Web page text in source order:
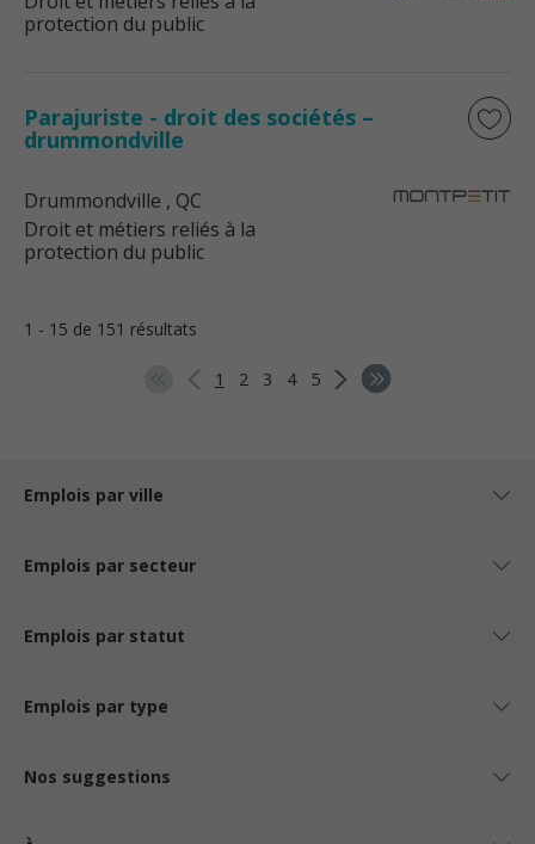
protection du public
Parajuriste - droit des sociétés –
drummondville
Drummondville , QC
Droit et métiers reliés à la
protection du public
1 - 15 de 151 résultats
1 2 3 4 5
Emplois par ville
Emplois par secteur
Emplois par statut
Emplois par type
Nos suggestions